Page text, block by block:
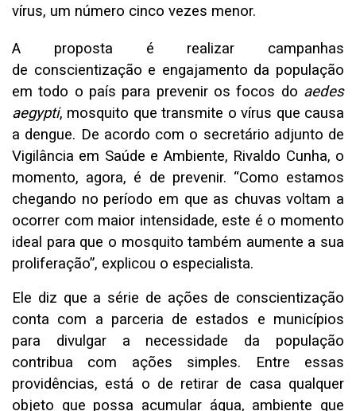
vírus, um número cinco vezes menor.
A proposta é realizar campanhas
de conscientização e engajamento da população
em todo o país para prevenir os focos do aedes
aegypti, mosquito que transmite o vírus que causa
a dengue. De acordo com o secretário adjunto de
Vigilância em Saúde e Ambiente, Rivaldo Cunha, o
momento, agora, é de prevenir. “Como estamos
chegando no período em que as chuvas voltam a
ocorrer com maior intensidade, este é o momento
ideal para que o mosquito também aumente a sua
proliferação”, explicou o especialista.
Ele diz que a série de ações de conscientização
conta com a parceria de estados e municípios
para divulgar a necessidade da população
contribua com ações simples. Entre essas
providências, está o de retirar de casa qualquer
objeto que possa acumular água, ambiente que